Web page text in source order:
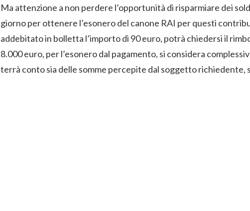
Ma attenzione a non perdere l’opportunità di risparmiare dei
giorno per ottenere l’esonero del canone RAI per questi
addebitato in bolletta l’importo di 90 euro, potrà chiedersi il
8.000 euro, per l’esonero dal pagamento, si considera
terrà conto sia delle somme percepite dal soggetto richiedente,